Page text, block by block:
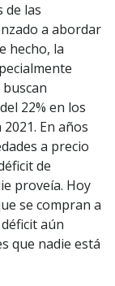
de las
a abordar
hecho, la
22% en los
En años
a precio
de
proveía. Hoy
se compran a
aún
que nadie está